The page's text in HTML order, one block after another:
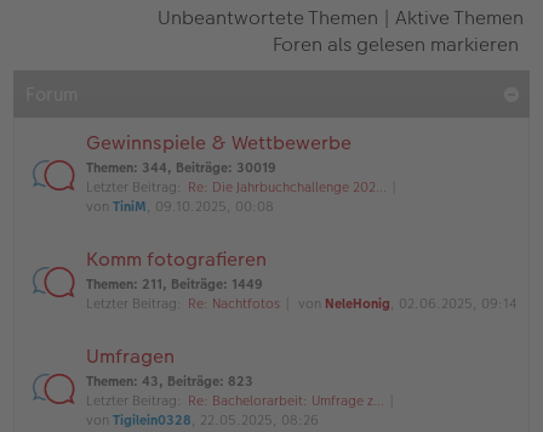
Unbeantwortete Themen | Aktive Themen
Foren als gelesen markieren
Gewinnspiele & Wettbewerbe
Themen: 344, Beiträge: 30019
Letzter Beitrag: Re: Die Jahrbuchchallenge 202…
von TiniM, 09.10.2025, 00:08
Komm fotografieren
Themen: 211, Beiträge: 1449
Letzter Beitrag: Re: Nachtfotos von NeleHonig, 02.06.2025, 09:14
Umfragen
Themen: 43, Beiträge: 823
Letzter Beitrag: Re: Bachelorarbeit: Umfrage z…
von Tigilein0328, 22.05.2025, 08:26